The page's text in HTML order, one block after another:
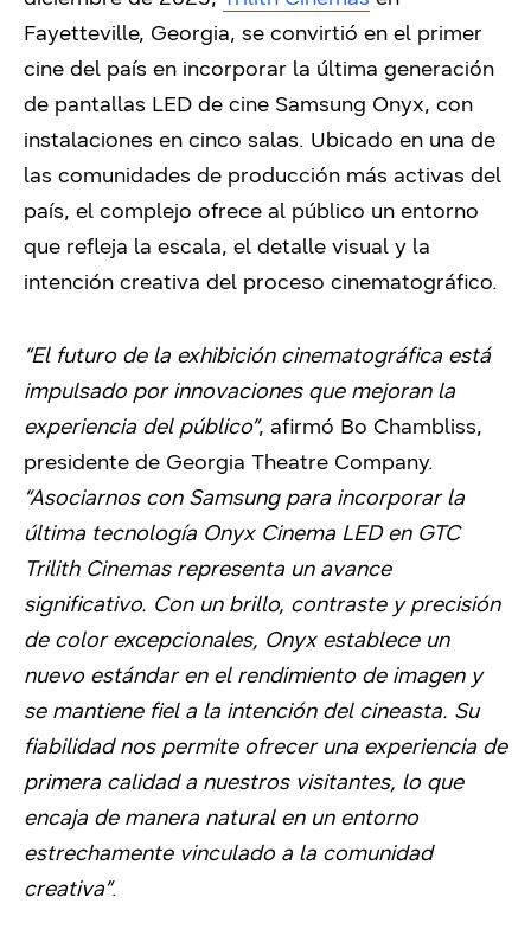
Fayetteville, Georgia, se convirtió en el primer
cine del país en incorporar la última generación
de pantallas LED de cine Samsung Onyx, con
instalaciones en cinco salas. Ubicado en una de
las comunidades de producción más activas del
país, el complejo ofrece al público un entorno
que refleja la escala, el detalle visual y la
intención creativa del proceso cinematográfico.
“El futuro de la exhibición cinematográfica está
impulsado por innovaciones que mejoran la
experiencia del público”, afirmó Bo Chambliss,
presidente de Georgia Theatre Company.
“Asociarnos con Samsung para incorporar la
última tecnología Onyx Cinema LED en GTC
Trilith Cinemas representa un avance
significativo. Con un brillo, contraste y precisión
de color excepcionales, Onyx establece un
nuevo estándar en el rendimiento de imagen y
se mantiene fiel a la intención del cineasta. Su
fiabilidad nos permite ofrecer una experiencia de
primera calidad a nuestros visitantes, lo que
encaja de manera natural en un entorno
estrechamente vinculado a la comunidad
creativa”.